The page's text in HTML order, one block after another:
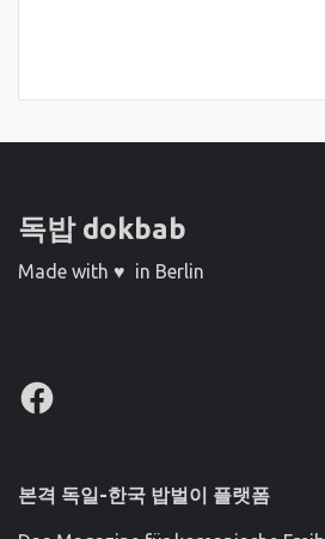
독밥 dokbab
Made with ♥ in Berlin
Facebook
본격 독일-한국 밥벌이 플랫폼